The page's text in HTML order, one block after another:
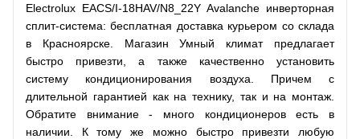
Electrolux EACS/I-18HAV/N8_22Y Avalanche инверторная
сплит-система: бесплатная доставка курьером со склада
в Красноярске. Магазин Умный климат предлагает
быстро привезти, а также качественно установить
систему кондиционирования воздуха. Причем с
длительной гарантией как на технику, так и на монтаж.
Обратите внимание - много кондиционеров есть в
наличии. К тому же можно быстро привезти любую